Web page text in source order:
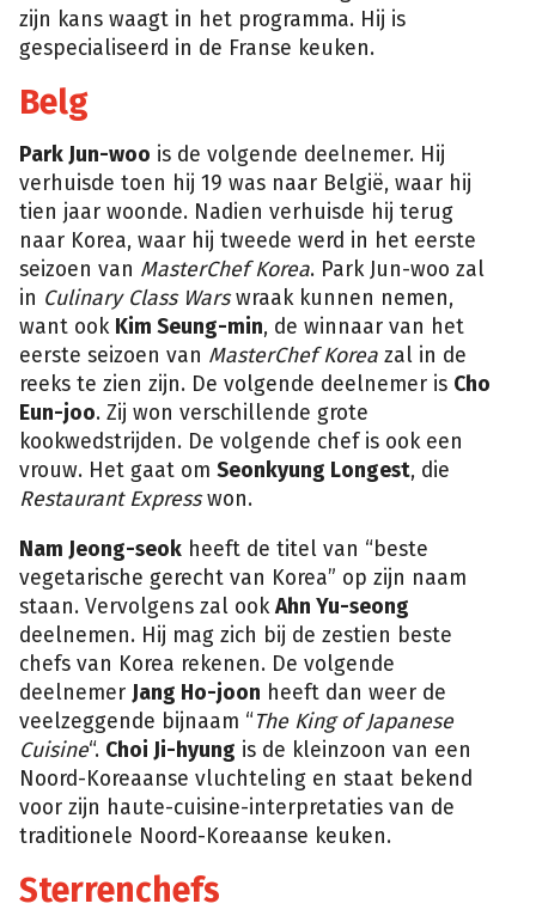
zijn kans waagt in het programma. Hij is
gespecialiseerd in de Franse keuken.
Belg
Park Jun-woo is de volgende deelnemer. Hij
verhuisde toen hij 19 was naar België, waar hij
tien jaar woonde. Nadien verhuisde hij terug
naar Korea, waar hij tweede werd in het eerste
seizoen van MasterChef Korea. Park Jun-woo zal
in Culinary Class Warswraak kunnen nemen,
want ook Kim Seung-min, de winnaar van het
eerste seizoen van MasterChef Korea zal in de
reeks te zien zijn. De volgende deelnemer is Cho
Eun-joo. Zij won verschillende grote
kookwedstrijden. De volgende chef is ook een
vrouw. Het gaat om Seonkyung Longest, die
Restaurant Expresswon.
Nam Jeong-seok heeft de titel van “beste
vegetarische gerecht van Korea” op zijn naam
staan. Vervolgens zal ookAhn Yu-seong
deelnemen. Hij mag zich bij de zestien beste
chefs van Korea rekenen. De volgende
deelnemer Jang Ho-joon heeft dan weer de
veelzeggende bijnaam “The King of Japanese
Cuisine“. Choi Ji-hyung is de kleinzoon van een
Noord-Koreaanse vluchteling en staat bekend
voor zijn haute-cuisine-interpretaties van de
traditionele Noord-Koreaanse keuken.
Sterrenchefs